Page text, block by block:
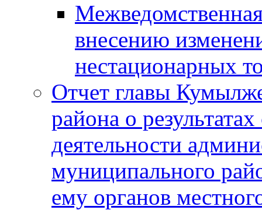
внесению
нестационарных
Отчет главы
района о
деятельности
муниципального
ему органов